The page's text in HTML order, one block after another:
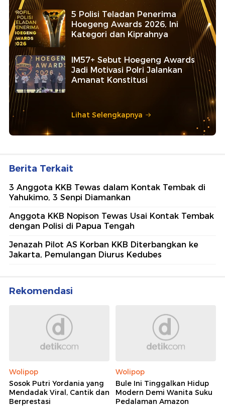
5 Polisi Teladan Penerima
Hoegeng Awards 2026, Ini
Kategori dan Kiprahnya
IM57+ Sebut Hoegeng Awards
Jadi Motivasi Polri Jalankan
Amanat Konstitusi
Lihat Selengkapnya
Berita Terkait
3 Anggota KKB Tewas dalam Kontak Tembak di
Yahukimo, 3 Senpi Diamankan
Anggota KKB Nopison Tewas Usai Kontak Tembak
dengan Polisi di Papua Tengah
Jenazah Pilot AS Korban KKB Diterbangkan ke
Jakarta, Pemulangan Diurus Kedubes
Rekomendasi
Wolipop
Sosok Putri Yordania yang
Mendadak Viral, Cantik dan
Berprestasi
Wolipop
Bule Ini Tinggalkan Hidup
Modern Demi Wanita Suku
Pedalaman Amazon